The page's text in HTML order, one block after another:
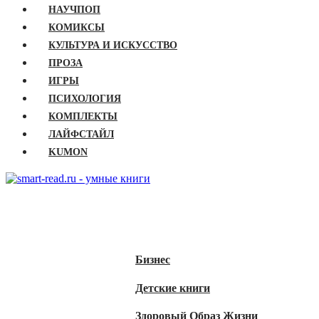
НАУЧПОП
КОМИКСЫ
КУЛЬТУРА И ИСКУССТВО
ПРОЗА
ИГРЫ
ПСИХОЛОГИЯ
КОМПЛЕКТЫ
ЛАЙФСТАЙЛ
KUMON
Бизнес
Детские книги
Здоровый Образ Жизни